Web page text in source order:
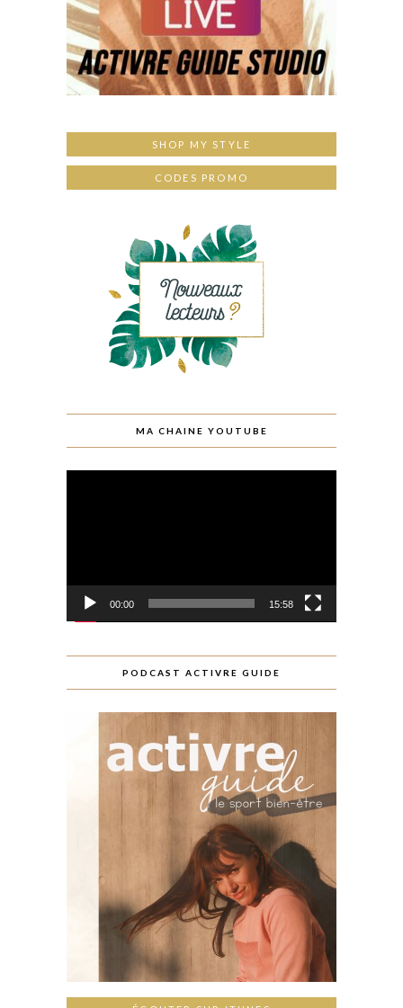
SHOP MY STYLE
CODES PROMO
MA CHAINE YOUTUBE
00:00 15:58
PODCAST ACTIVRE GUIDE